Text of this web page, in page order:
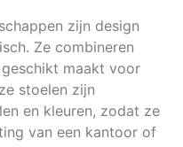
zijn design
Ze combineren
maakt voor
stoelen zijn
en kleuren, zodat ze
van een kantoor of